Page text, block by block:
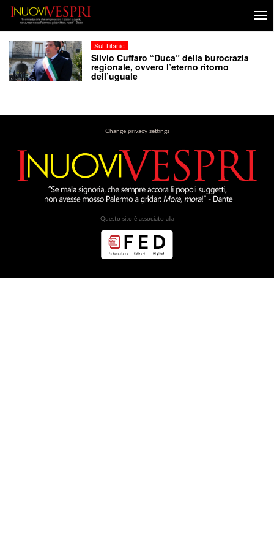
Sul Titanic
Silvio Cuffaro “Duca” della burocrazia
regionale, ovvero l’eterno ritorno
dell’uguale
Change privacy settings
Questo sito è associato alla